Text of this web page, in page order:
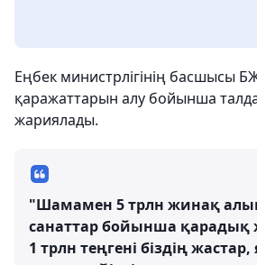
Еңбек министрлігінің басшысы
қаражаттарын алу бойынша
жариялады.
"Шамамен 5 трлн жинақ
санаттар бойынша
1 трлн теңгені біздің